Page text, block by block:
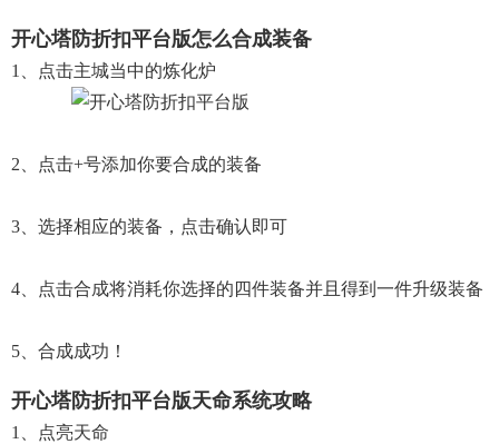
开心塔防折扣平台版怎么合成装备
1、点击主城当中的炼化炉
2、点击+号添加你要合成的装备
3、选择相应的装备，点击确认即可
4、点击合成将消耗你选择的四件装备并且得到一件升级装备
5、合成成功！
开心塔防折扣平台版天命系统攻略
1、点亮天命